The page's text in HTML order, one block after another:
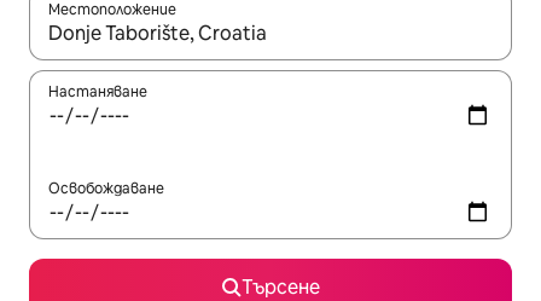
Местоположение
Когато резултатите се покажат, използвайте
Настаняване
Освобождаване
Търсене